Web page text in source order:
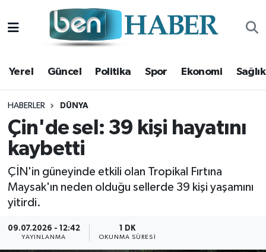
Yerel Güncel Politika Spor Ekonomi Sağlık
HABERLER DÜNYA
Çin'de sel: 39 kişi hayatını
kaybetti
ÇİN'in güneyinde etkili olan Tropikal Fırtına
Maysak'ın neden olduğu sellerde 39 kişi yaşamını
yitirdi.
09.07.2026 - 12:42
YAYINLANMA
1 DK
OKUNMA SÜRESI
Yerel
Güncel
Politika
Spor
Ekonomi
Sağlık
Magazin
Hava Durumu
Trafik Durumu
Süper Lig Puan Durumu ve Fikstür
Tüm Manşetler
Son Dakika Haberleri
Haber Arşivi